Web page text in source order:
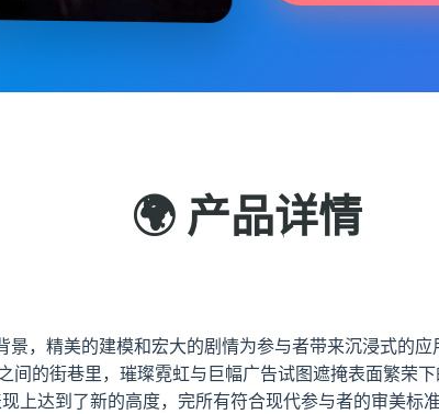
🌍 产品详情
，精美的建模和宏大的剧情为参与者带来沉浸式的
间的街巷里，璀璨霓虹与巨幅广告试图遮掩表面繁荣
上达到了新的高度，完所有符合现代参与者的审美